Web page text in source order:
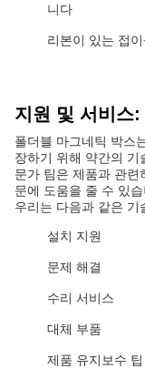
니다
리본이 있는 접
지원 및 서비스:
폴더블 마그네틱 박스
장하기 위해 약간의 기
문가 팀은 제품과 관련
문에 도움을 줄 수 있습
우리는 다음과 같은 기
설치 지원
문제 해결
수리 서비스
대체 부품
제품 유지보수 팁